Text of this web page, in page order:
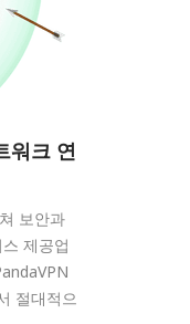
워크 연
보안과
제공업
절대적으